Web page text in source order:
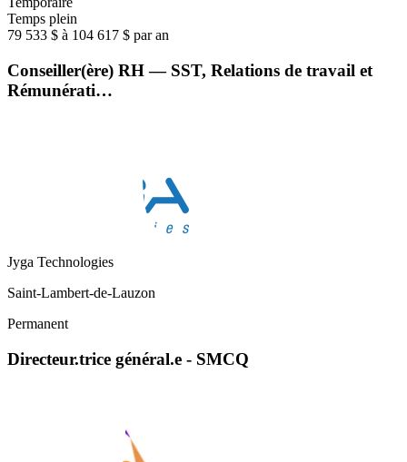
Temps plein
79 533 $ à 104 617 $ par an
Conseiller(ère) RH — SST, Relations de travail et
Rémunérati…
Jyga Technologies
Saint-Lambert-de-Lauzon
Permanent
Directeur.trice général.e - SMCQ